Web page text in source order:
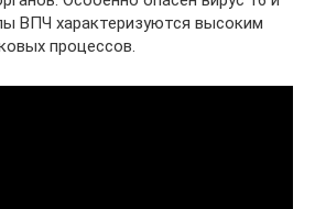
ВПЧ характеризуются высоким
процессов.